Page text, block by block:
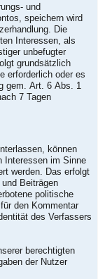
und
speichern wird
Die
Interessen, als
unbefugter
grundsätzlich
erforderlich oder es
gem. Art. 6 Abs. 1
7 Tagen
können
Interessen im Sinne
werden. Das erfolgt
Beiträgen
politische
den Kommentar
des Verfassers
berechtigten
der Nutzer